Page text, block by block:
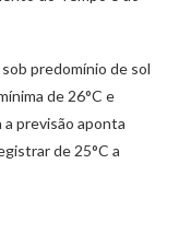
sob predomínio de sol
de 26°C e
a previsão aponta
de 25°C a